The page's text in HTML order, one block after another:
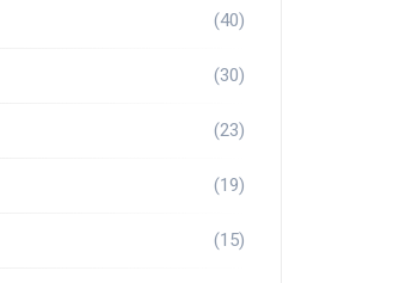
(40)
(30)
(23)
(19)
(15)